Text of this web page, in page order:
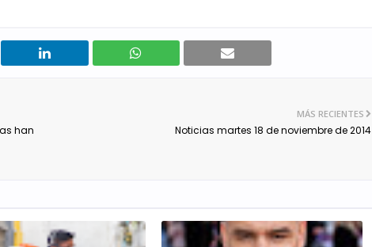
MÁS RECIENTES
Noticias martes 18 de noviembre de 2014
han